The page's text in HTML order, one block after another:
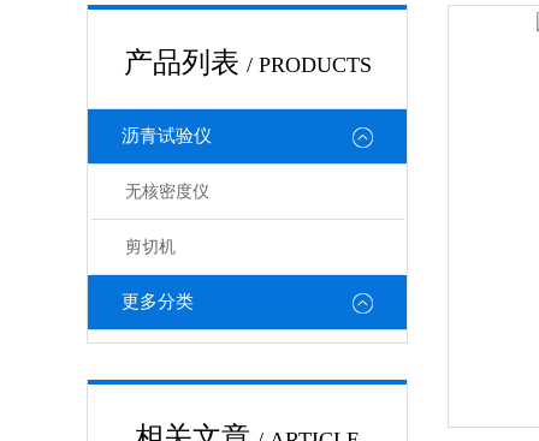
产品列表 / PRODUCTS
沥青试验仪
无核密度仪
剪切机
更多分类